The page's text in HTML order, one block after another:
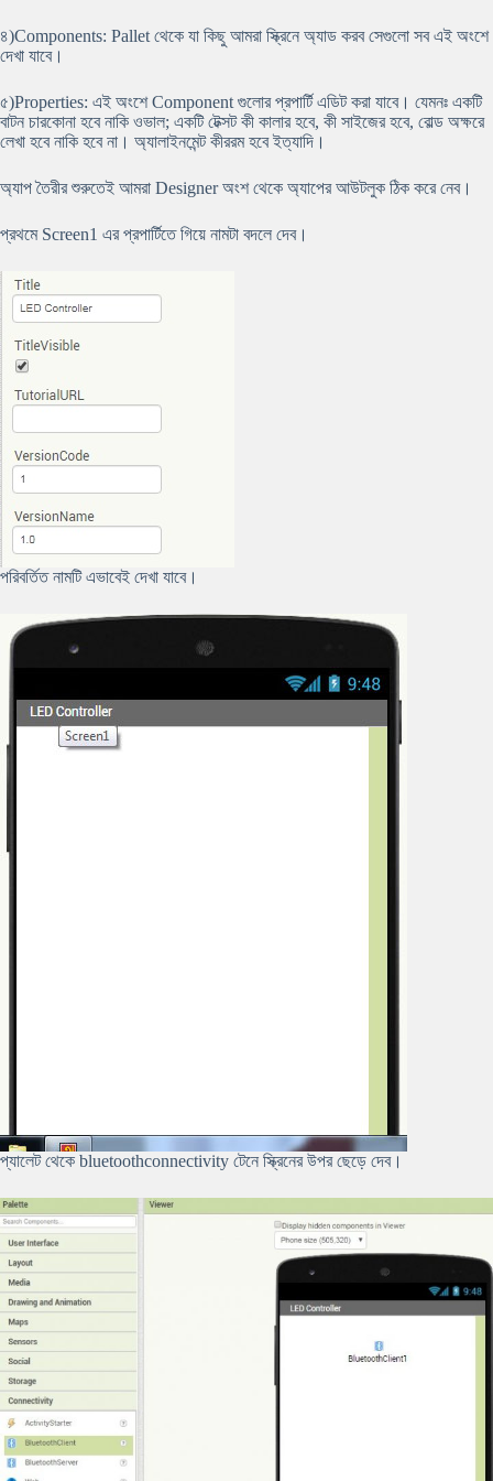
৪)Components: Pallet থেকে যা কিছু আমরা স্ক্রিনে অ্যাড করব সেগুলো সব এই অংশে
দেখা যাবে।
৫)Properties: এই অংশে Component গুলোর প্রপার্টি এডিট করা যাবে। যেমনঃ একটি
বাটন চারকোনা হবে নাকি ওভাল; একটি টেক্সট কী কালার হবে, কী সাইজের হবে, বোল্ড অক্ষরে
লেখা হবে নাকি হবে না। অ্যালাইনমেন্ট কীররম হবে ইত্যাদি।
অ্যাপ তৈরীর শুরুতেই আমরা Designer অংশ থেকে অ্যাপের আউটলুক ঠিক করে নেব।
প্রথমে Screen1 এর প্রপার্টিতে গিয়ে নামটা বদলে দেব।
পরিবর্তিত নামটি এভাবেই দেখা যাবে।
প্যালেট থেকে bluetoothconnectivity টেনে স্ক্রিনের উপর ছেড়ে দেব।